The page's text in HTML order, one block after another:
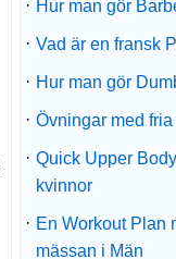
· Hur man gör
· Vad är en fransk
· Hur man gör
· Övningar med
· Quick Upper
kvinnor
· En Workout Plan
mässan i Män